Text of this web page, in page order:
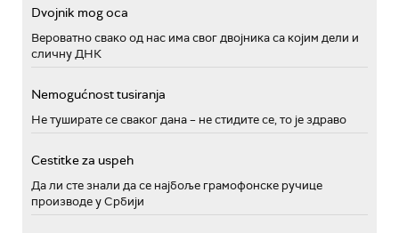
Dvojnik mog oca
Вероватно свако од нас има свог двојника са којим дели и
сличну ДНК
Nemogućnost tusiranja
Не туширате се сваког дана – не стидите се, то је здраво
Cestitke za uspeh
Да ли сте знали да се најбоље грамофонске ручице
производе у Србији